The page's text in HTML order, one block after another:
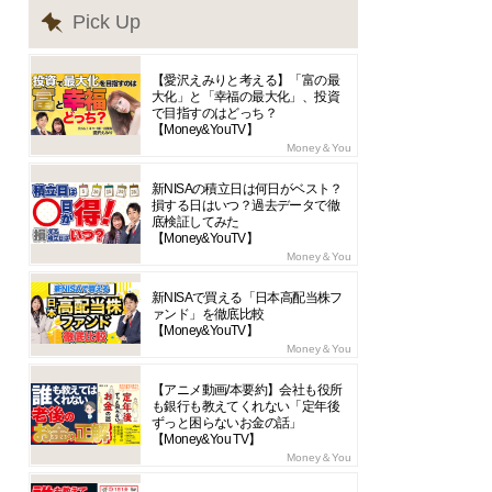
Pick Up
【愛沢えみりと考える】「富の最
大化」と「幸福の最大化」、投資
で目指すのはどっち？
【Money&YouTV】
Money＆You
新NISAの積立日は何日がベスト？
損する日はいつ？過去データで徹
底検証してみた
【Money&YouTV】
Money＆You
新NISAで買える「日本高配当株フ
ァンド」を徹底比較
【Money&YouTV】
Money＆You
【アニメ動画/本要約】会社も役所
も銀行も教えてくれない「定年後
ずっと困らないお金の話」
【Money&You TV】
Money＆You